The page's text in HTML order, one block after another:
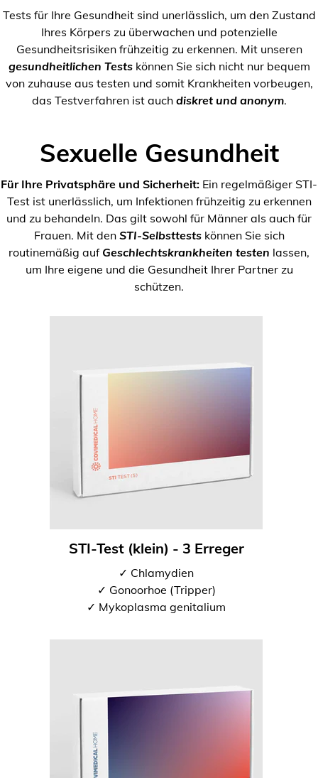
Tests für Ihre Gesundheit sind unerlässlich, um den Zustand
Ihres Körpers zu überwachen und potenzielle
Gesundheitsrisiken frühzeitig zu erkennen. Mit unseren
gesundheitlichen Testskönnen Sie sich nicht nur bequem
von zuhause aus testen und somit Krankheiten vorbeugen,
das Testverfahren ist auch diskret und anonym.
Sexuelle Gesundheit
Für Ihre Privatsphäre und Sicherheit: Ein regelmäßiger STI-
Test ist unerlässlich, um Infektionen frühzeitig zu erkennen
und zu behandeln. Das gilt sowohl für Männer als auch für
Frauen. Mit den STI-Selbsttestskönnen Sie sich
routinemäßig auf Geschlechtskrankheiten testen lassen,
um Ihre eigene und die Gesundheit Ihrer Partner zu
schützen.
STI-Test (klein) - 3 Erreger
✓ Chlamydien
✓ Gonoorhoe (Tripper)
✓ Mykoplasma genitalium